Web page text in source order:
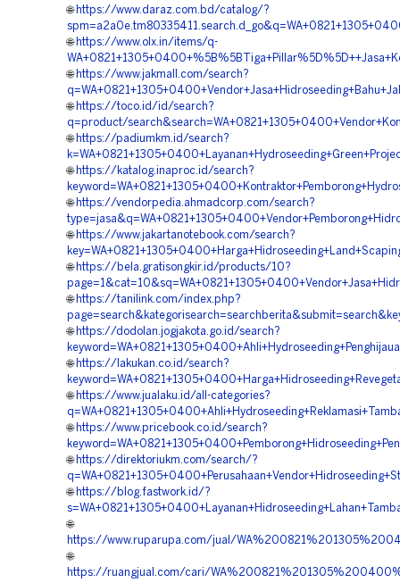
🌐 https://www.daraz.com.bd/catalog/?
🌐 https://www.olx.in/items/q-
🌐 https://www.jakmall.com/search?
🌐 https://toco.id/id/search?
q=product/
🌐 https://padiumkm.id/search?
🌐 https://katalog.inaproc.id/search?
🌐 https://vendorpedia.ahmadcorp.com/search?
🌐 https://www.jakartanotebook.com/search?
🌐 https://bela.gratisongkir.id/products/10?
🌐 https://tanilink.com/index.php?
🌐 https://dodolan.jogjakota.go.id/search?
🌐 https://lakukan.co.id/search?
🌐 https://www.jualaku.id/all-categories?
🌐 https://www.pricebook.co.id/search?
🌐 https://direktoriukm.com/search/?
🌐 https://blog.fastwork.id/?
🌐
https://www.ruparupa.com/jual/
🌐
https://ruangjual.com/cari/